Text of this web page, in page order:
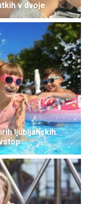
v dvoje
ljubljanskih